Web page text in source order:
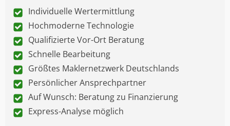
Individuelle Wertermittlung
Hochmoderne Technologie
Qualifizierte Vor-Ort Beratung
Schnelle Bearbeitung
Größtes Maklernetzwerk Deutschlands
Persönlicher Ansprechpartner
Auf Wunsch: Beratung zu Finanzierung
Express-Analyse möglich